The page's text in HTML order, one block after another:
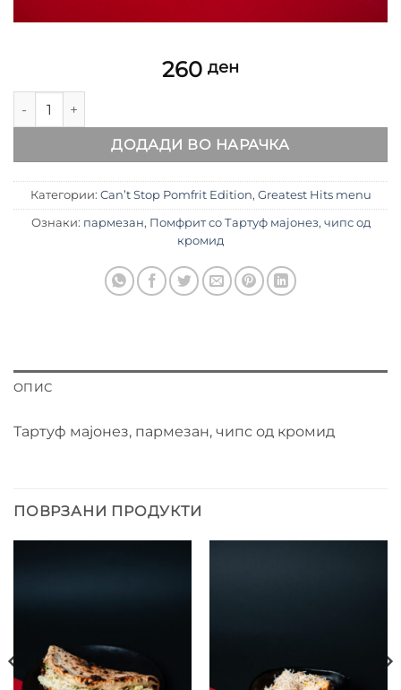
260 ден
Помфрит со Тартуф мајонез, пармезан, чипс од кромид
ДОДАДИ ВО НАРАЧКА
Категории: Can’t Stop Pomfrit Edition, Greatest Hits menu
Ознаки: пармезан, Помфрит со Тартуф мајонез, чипс од
кромид
ОПИС
Тартуф мајонез, пармезан, чипс од кромид
ПОВРЗАНИ ПРОДУКТИ